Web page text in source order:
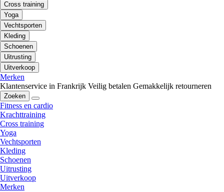
Cross training
Yoga
Vechtsporten
Kleding
Schoenen
Uitrusting
Uitverkoop
Merken
Klantenservice in Frankrijk Veilig betalen Gemakkelijk retourneren
Zoeken
Fitness en cardio
Krachttraining
Cross training
Yoga
Vechtsporten
Kleding
Schoenen
Uitrusting
Uitverkoop
Merken